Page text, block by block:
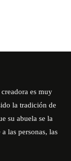
es muy
la tradición de
su abuela se la
las personas, las